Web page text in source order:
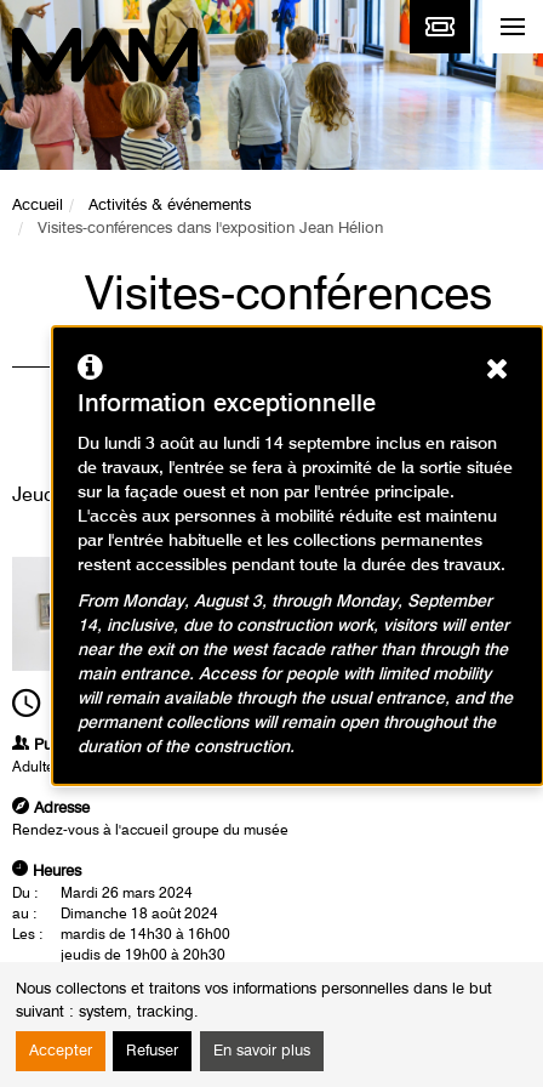
Nous collectons et traitons vos informations personnelles dans le but
suivant : system, tracking.
Accepter Refuser En savoir plus
Accueil
Activités & événements
Visites-conférences dans l'exposition Jean Hélion
Visites-conférences
dans l'exposition
Jean Hélion
Visites
Jeudi 23 mai 2024
19h00 Durée1h30
Publics
Adultes
Adresse
Rendez-vous à l'accueil groupe du musée
Heures
Du :
Mardi 26 mars 2024
au :
Dimanche 18 août 2024
Les :
mardis de 14h30 à 16h00
jeudis de 19h00 à 20h30
Sauf :
Mardi 4 juin 2024 de 14h30 à 16h00
La visite-conférence se déroule en présence d'un conférencier du musée.
Cette rencontre est également l'occasion d'un échange autour des
Information exceptionnelle
Du lundi 3 août au lundi 14 septembre inclus en raison
de travaux, l'entrée se fera à proximité de la sortie située
sur la façade ouest et non par l'entrée principale.
L'accès aux personnes à mobilité réduite est maintenu
par l'entrée habituelle et les collections permanentes
restent accessibles pendant toute la durée des travaux.
From Monday, August 3, through Monday, September
14, inclusive, due to construction work, visitors will enter
near the exit on the west facade rather than through the
main entrance. Access for people with limited mobility
will remain available through the usual entrance, and the
permanent collections will remain open throughout the
duration of the construction.